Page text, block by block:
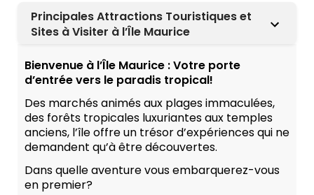
Principales Attractions Touristiques et
Sites à Visiter à l’Île Maurice
Bienvenue à l’Île Maurice : Votre porte
d’entrée vers le paradis tropical!
Des marchés animés aux plages immaculées,
des forêts tropicales luxuriantes aux temples
anciens, l’île offre un trésor d’expériences qui ne
demandent qu’à être découvertes.
Dans quelle aventure vous embarquerez-vous
en premier?